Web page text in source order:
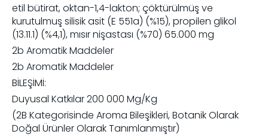
etil bütirat, oktan-1,4-lakton; çöktürülmüş ve
kurutulmuş silisik asit (E 551a) (%15), propilen glikol
(13.11.1) (%4,1), mısır nişastası (%70) 65.000 mg
2b Aromatik Maddeler
2b Aromatik Maddeler
BİLEŞİMİ:
Duyusal Katkılar 200 000 Mg/Kg
(2B Kategorisinde Aroma Bileşikleri, Botanik Olarak
Doğal Ürünler Olarak Tanımlanmıştır)